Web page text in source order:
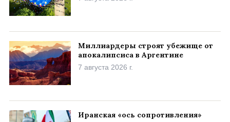
Миллиардеры строят убежище от
апокалипсиса в Аргентине
7 августа 2026 г.
Иранская «ось сопротивления»